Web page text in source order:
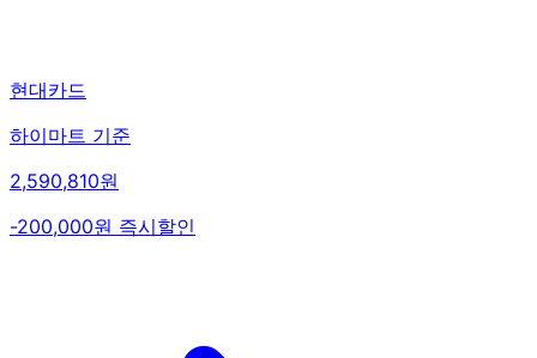
현대카드
하이마트 기준
2,590,810원
-200,000원 즉시할인